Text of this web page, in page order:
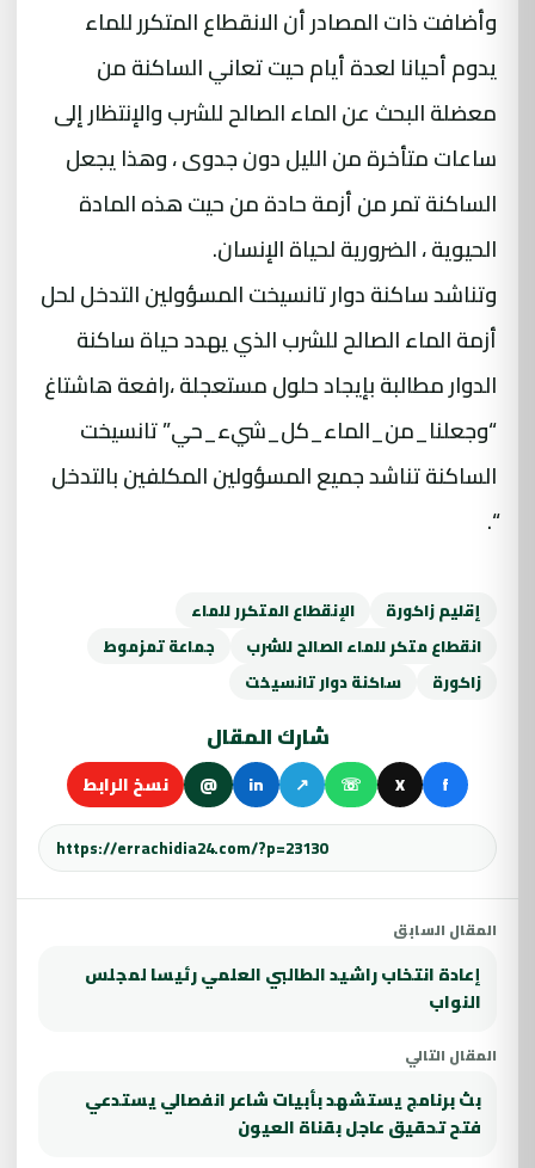
وأضافت ذات المصادر أن الانقطاع المتكرر للماء
يدوم أحيانا لعدة أيام حيت تعاني الساكنة من
معضلة البحث عن الماء الصالح للشرب والإنتظار إلى
ساعات متأخرة من الليل دون جدوى ، وهذا يجعل
الساكنة تمر من أزمة حادة من حيت هذه المادة
الحيوية ، الضرورية لحياة الإنسان.
وتناشد ساكنة دوار تانسيخت المسؤولين التدخل لحل
أزمة الماء الصالح للشرب الذي يهدد حياة ساكنة
الدوار مطالبة بإيجاد حلول مستعجلة ،رافعة هاشتاغ
“وجعلنا_من_الماء_كل_شيء_حي” تانسيخت
الساكنة تناشد جميع المسؤولين المكلفين بالتدخل
“.
إقليم زاكورة
الإنقطاع المتكرر للماء
انقطاع متكر للماء الصالح للشرب
جماعة تمزموط
زاكورة
ساكنة دوار تانسيخت
شارك المقال
f
X
☏
↗
in
@ نسخ الرابط
المقال السابق
إعادة انتخاب راشيد الطالبي العلمي رئيسا لمجلس
النواب
المقال التالي
بث برنامج يستشهد بأبيات شاعر انفصالي يستدعي
فتح تحقيق عاجل بقناة العيون